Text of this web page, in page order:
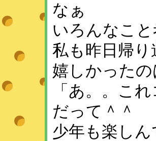
なぁ
いろんなこ
私も昨日帰
嬉しかった
「あ。。こ
だって＾＾
少年も楽し